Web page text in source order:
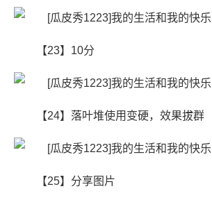
【23】10分
【24】落叶堆使用变硬，效果拔群
【25】分享图片